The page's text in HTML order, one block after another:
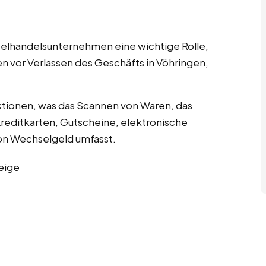
eine wichtige Rolle,
Verlassen des Geschäfts in Vöhringen,
was das Scannen von Waren, das
Gutscheine, elektronische
Wechselgeld umfasst.